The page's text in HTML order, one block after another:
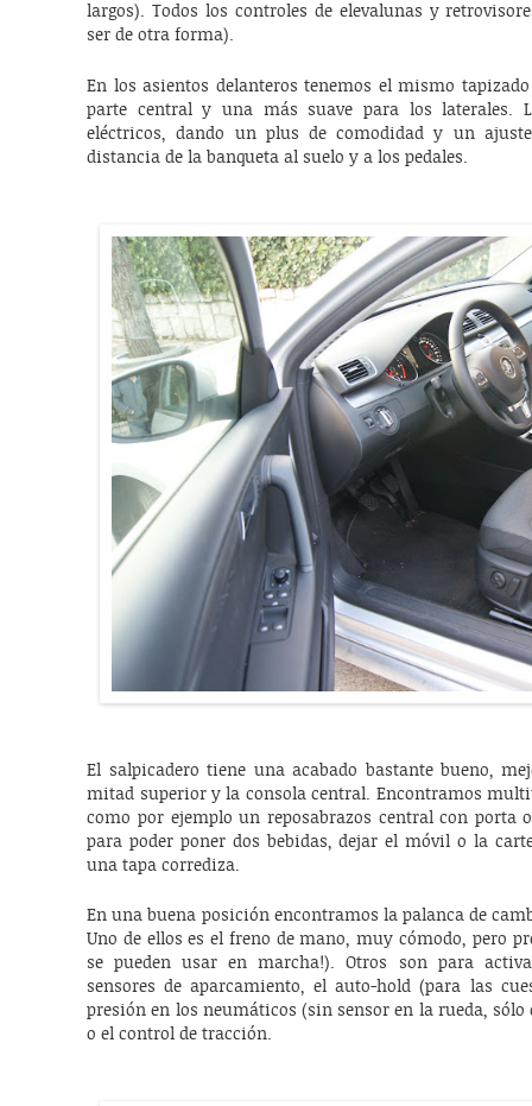
largos). Todos los controles de elevalunas y
ser de otra forma).
En los asientos delanteros tenemos el mismo
parte central y una más suave para los laterales.
eléctricos, dando un plus de comodidad y un
distancia de la banqueta al suelo y a los pedales.
El salpicadero tiene una acabado bastante bueno,
mitad superior y la consola central. Encontramos
como por ejemplo un reposabrazos central con porta
para poder poner dos bebidas, dejar el móvil o la
una tapa corrediza.
En una buena posición encontramos la palanca de
Uno de ellos es el freno de mano, muy cómodo, pero
se pueden usar en marcha!). Otros son para
sensores de aparcamiento, el auto-hold (para las
presión en los neumáticos (sin sensor en la rueda,
o el control de tracción.